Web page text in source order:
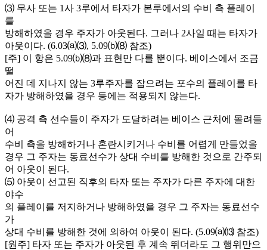
⑶ 무사 또는 1사 3루에서 타자가 본루에서의 수비 측 플레이
를
방해하였을 경우 주자가 아웃된다. 그러나 2사일 때는 타자가
아웃이다. (6.03⒜⑶, 5.09⒝⑻ 참조)
[주] 이 항은 5.09⒝⑻과 표현만 다를 뿐이다. 베이스에서 조금
떨
어진 데 지나지 않는 3루주자를 잡으려는 포수의 플레이를 타
자가 방해하였을 경우 등에는 적용되지 않는다.
⑷ 공격 측 선수들이 주자가 도달하려는 베이스 근처에 몰려들
어
수비 측을 방해하거나 혼란시키거나 수비를 어렵게 만들었을
경우 그 주자는 동료선수가 상대 수비를 방해한 것으로 간주되
어 아웃이 된다.
⑸ 아웃이 선고된 직후의 타자 또는 주자가 다른 주자에 대한
야수
의 플레이를 저지하거나 방해하였을 경우 그 주자는 동료선수
가
상대 수비를 방해한 것에 의하여 아웃이 된다. (5.09⒜⒀ 참조)
[원주] 타자 또는 주자가 아웃된 후 계속 뛰더라도 그 행위만으